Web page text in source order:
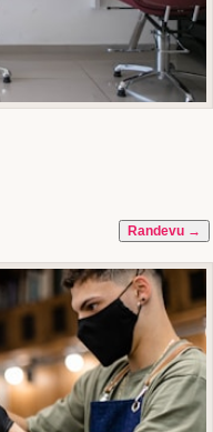
Randevu →